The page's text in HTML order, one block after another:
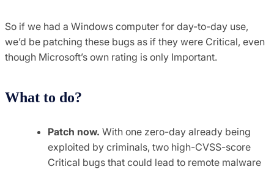
So if we had a Windows computer for day-to-day use,
we’d be patching these bugs as if they were Critical, even
though Microsoft’s own rating is only Important.
What to do?
Patch now. With one zero-day already being
exploited by criminals, two high-CVSS-score
Critical bugs that could lead to remote malware